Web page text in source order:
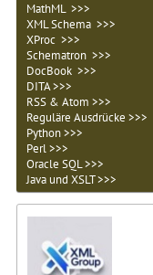
MathML >>>
XML Schema >>>
XProc >>>
Schematron >>>
DocBook >>>
DITA >>>
RSS & Atom >>>
Reguläre Ausdrücke >>>
Python >>>
Perl >>>
Oracle SQL >>>
Java und XSLT >>>